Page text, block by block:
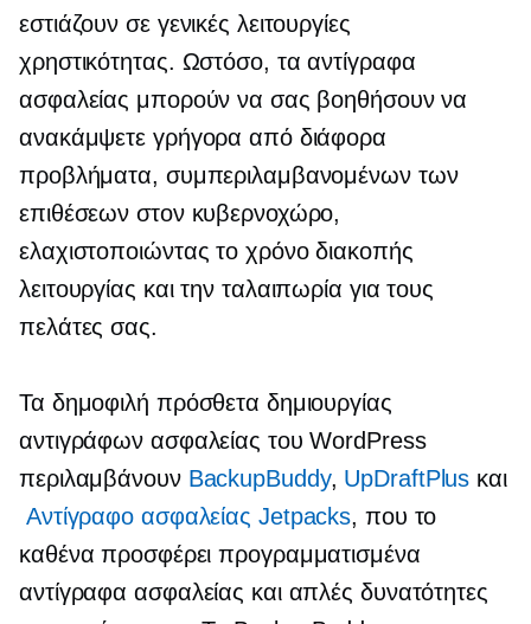
εστιάζουν σε γενικές λειτουργίες
χρηστικότητας. Ωστόσο, τα αντίγραφα
ασφαλείας μπορούν να σας βοηθήσουν να
ανακάμψετε γρήγορα από διάφορα
προβλήματα, συμπεριλαμβανομένων των
επιθέσεων στον κυβερνοχώρο,
ελαχιστοποιώντας το χρόνο διακοπής
λειτουργίας και την ταλαιπωρία για τους
πελάτες σας.
Τα δημοφιλή πρόσθετα δημιουργίας
αντιγράφων ασφαλείας του WordPress
περιλαμβάνουν BackupBuddy, UpDraftPlus και
Αντίγραφο ασφαλείας Jetpacks, που το
καθένα προσφέρει προγραμματισμένα
αντίγραφα ασφαλείας και απλές δυνατότητες